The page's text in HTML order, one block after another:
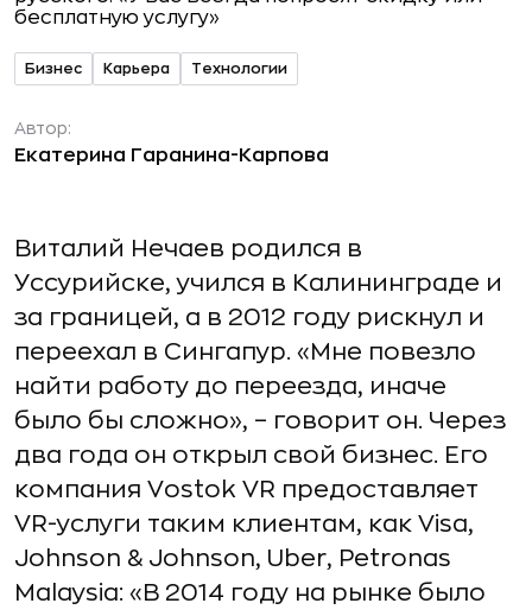
Бизнес Карьера Технологии
Автор:
Екатерина Гаранина-Карпова
Виталий Нечаев родился в
Уссурийске, учился в Калининграде и
за границей, а в 2012 году рискнул и
переехал в Сингапур. «Мне повезло
найти работу до переезда, иначе
было бы сложно», – говорит он. Через
два года он открыл свой бизнес. Его
компания Vostok VR предоставляет
VR-услуги таким клиентам, как Visa,
Johnson & Johnson, Uber, Petronas
Malaysia: «В 2014 году на рынке было